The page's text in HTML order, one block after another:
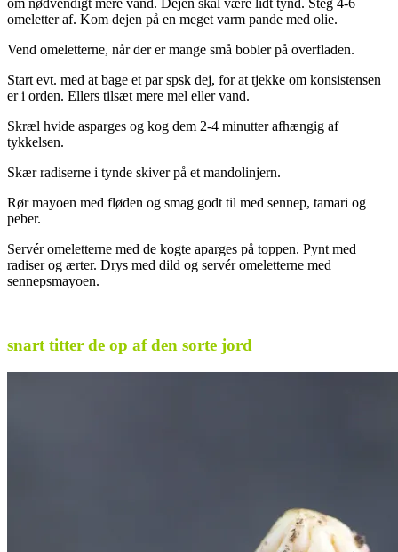
omeletter af. Kom dejen på en meget varm pande med olie.
Vend omeletterne, når der er mange små bobler på overfladen.
Start evt. med at bage et par spsk dej, for at tjekke om konsistensen
er i orden. Ellers tilsæt mere mel eller vand.
Skræl hvide asparges og kog dem 2-4 minutter afhængig af
tykkelsen.
Skær radiserne i tynde skiver på et mandolinjern.
Rør mayoen med fløden og smag godt til med sennep, tamari og
peber.
Servér omeletterne med de kogte aparges på toppen. Pynt med
radiser og ærter. Drys med dild og servér omeletterne med
sennepsmayoen.
snart titter de op af den sorte jord